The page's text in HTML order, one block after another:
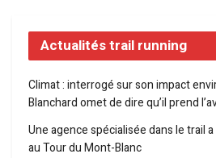
Actualités trail running
Climat : interrogé sur son impact
Blanchard omet de dire qu’il prend
Une agence spécialisée dans le trail
au Tour du Mont-Blanc